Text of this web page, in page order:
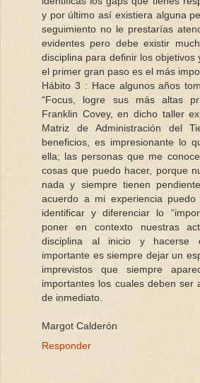
y por último así existiera alguna
seguimiento no le prestarías
evidentes pero debe existir
disciplina para definir los objetivos
el primer gran paso es el más
Hábito 3 : Hace algunos años
“Focus, logre sus más altas
Franklin Covey, en dicho taller
Matriz de Administración del
beneficios, es impresionante lo
ella; las personas que me
cosas que puedo hacer, porque
nada y siempre tienen
acuerdo a mi experiencia
identificar y diferenciar lo
poner en contexto nuestras
disciplina al inicio y hacerse
importante es siempre dejar un
imprevistos que siempre
importantes los cuales deben ser
de inmediato.
Margot Calderón
Responder